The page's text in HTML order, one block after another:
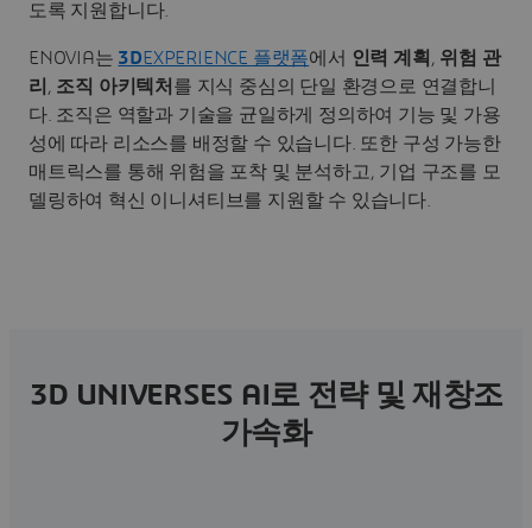
도록 지원합니다.
ENOVIA는 3DEXPERIENCE 플랫폼에서 인력 계획 , 위험 관
리 , 조직 아키텍처 를 지식 중심의 단일 환경으로 연결합니
다. 조직은 역할과 기술을 균일하게 정의하여 기능 및 가용
성에 따라 리소스를 배정할 수 있습니다. 또한 구성 가능한
매트릭스를 통해 위험을 포착 및 분석하고, 기업 구조를 모
델링하여 혁신 이니셔티브를 지원할 수 있습니다.
3D UNIVERSES AI로 전략 및 재창조
가속화